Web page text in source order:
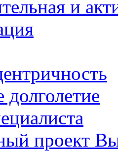
и
долголетие
проект